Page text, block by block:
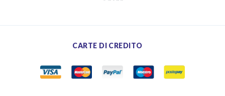
CARTE DI CREDITO